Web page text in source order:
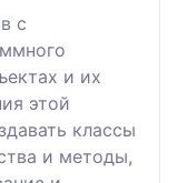
с
и их
этой
классы
и методы,